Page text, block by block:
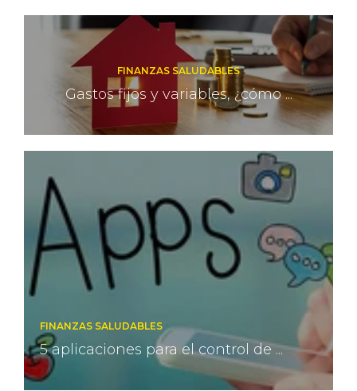
FINANZAS SALUDABLES
Gastos fijos y variables, ¿cómo ...
FINANZAS SALUDABLES
5 aplicaciones para el control de ...